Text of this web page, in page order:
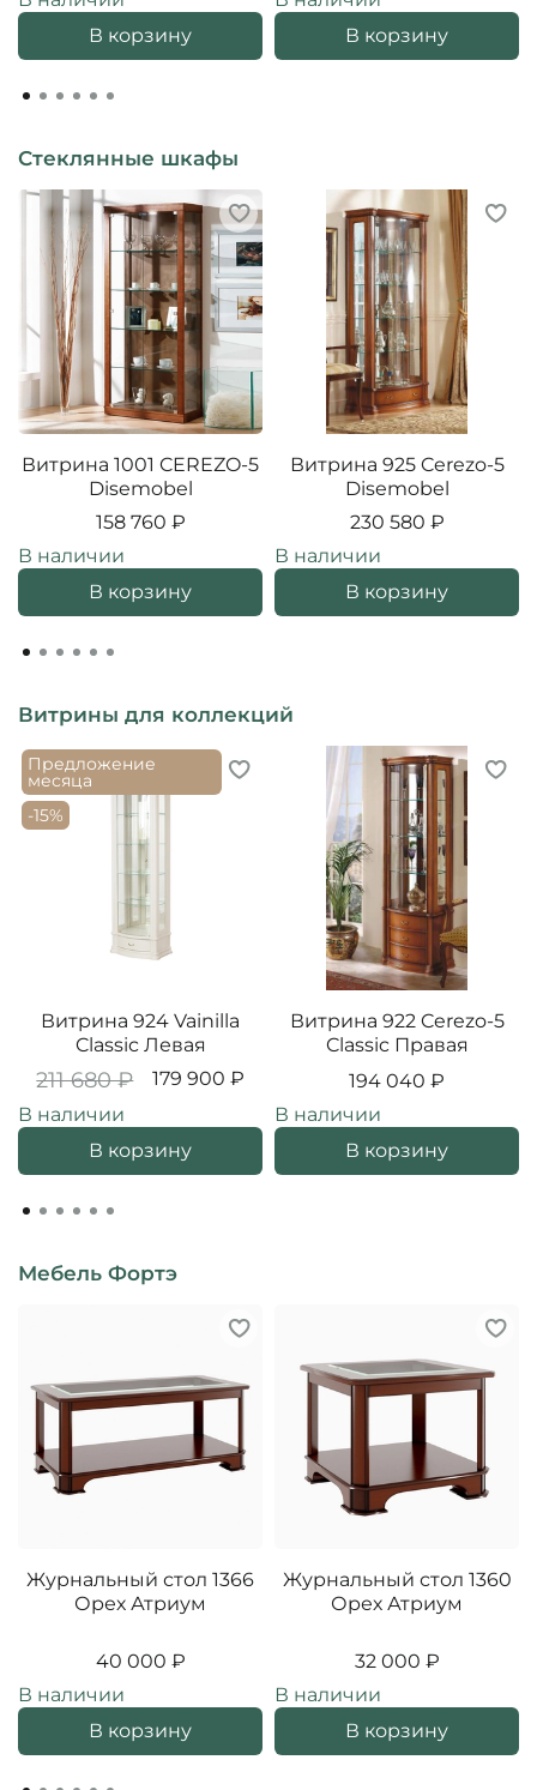
В корзину
В корзину
Стеклянные шкафы
Витрина 1001 CEREZO-5
Disemobel
158 760 ₽
В наличии
В корзину
Витрина 925 Cerezo-5
Disemobel
230 580 ₽
В наличии
В корзину
Витрины для коллекций
Предложение
месяца
-15%
Витрина 924 Vainilla
Classic Левая
211 680 ₽
179 900 ₽
В наличии
В корзину
Витрина 922 Cerezo-5
Classic Правая
194 040 ₽
В наличии
В корзину
Мебель Фортэ
Журнальный стол 1366
Орех Атриум
40 000 ₽
В наличии
В корзину
Журнальный стол 1360
Орех Атриум
32 000 ₽
В наличии
В корзину